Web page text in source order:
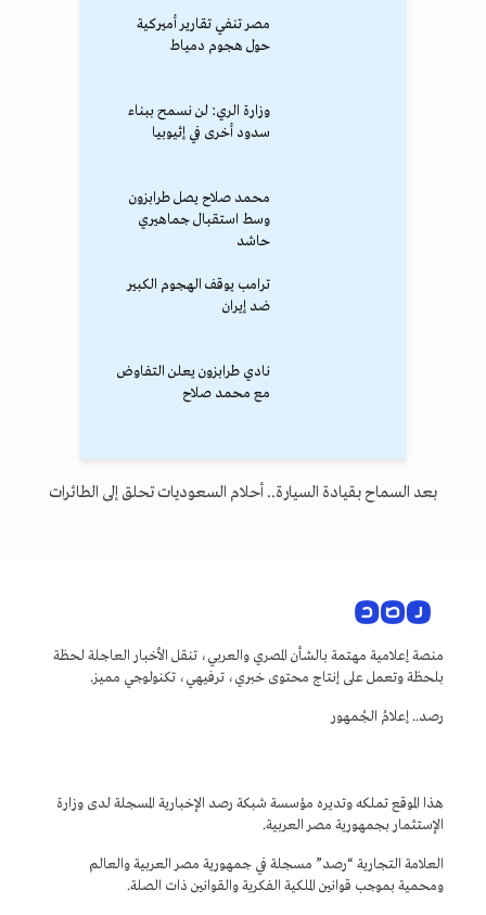
مصر تنفي تقارير أميركية
حول هجوم دمياط
وزارة الري: لن نسمح ببناء
سدود أخرى في إثيوبيا
محمد صلاح يصل طرابزون
وسط استقبال جماهيري
حاشد
ترامب يوقف الهجوم الكبير
ضد إيران
نادي طرابزون يعلن التفاوض
مع محمد صلاح
بعد السماح بقيادة السيارة.. أحلام السعوديات تحلق إلى الطائرات
منصة إعلامية مهتمة بالشأن المصري والعربي، تنقل الأخبار العاجلة لحظة
بلحظة وتعمل على إنتاج محتوى خبري، ترفيهي، تكنولوجي مميز.
رصد.. إعلامُ الجُمهور
هذا الموقع تملكه وتديره مؤسسة شبكة رصد الإخبارية المسجلة لدى وزارة
الإستثمار بجمهورية مصر العربية.
العلامة التجارية “رصد” مسجلة في جمهورية مصر العربية والعالم
ومحمية بموجب قوانين الملكية الفكرية والقوانين ذات الصلة.